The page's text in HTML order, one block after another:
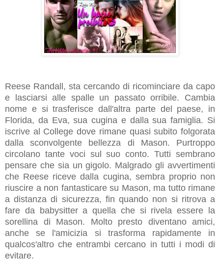
Reese Randall, sta cercando di ricominciare da capo
e lasciarsi alle spalle un passato orribile. Cambia
nome e si trasferisce dall'altra parte del paese, in
Florida, da Eva, sua cugina e dalla sua famiglia. Si
iscrive al College dove rimane quasi subito folgorata
dalla sconvolgente bellezza di Mason. Purtroppo
circolano tante voci sul suo conto. Tutti sembrano
pensare che sia un gigolo. Malgrado gli avvertimenti
che Reese riceve dalla cugina, sembra proprio non
riuscire a non fantasticare su Mason, ma tutto rimane
a distanza di sicurezza, fin quando non si ritrova a
fare da babysitter a quella che si rivela essere la
sorellina di Mason. Molto presto diventano amici,
anche se l'amicizia si trasforma rapidamente in
qualcos'altro che entrambi cercano in tutti i modi di
evitare.